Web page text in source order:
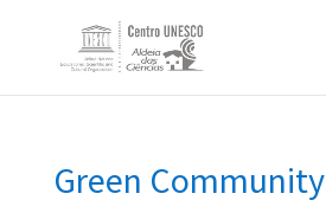
Green Community